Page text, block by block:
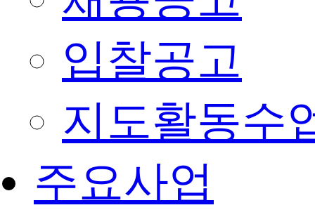
입찰공고
지도활동수
주요사업